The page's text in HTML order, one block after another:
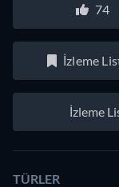
74
İzleme
İzleme
TÜRLER